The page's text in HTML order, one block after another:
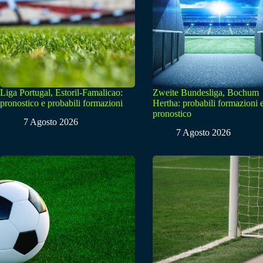
Liga Portugal, Estoril-Famalicao:
pronostico e probabili formazioni
7 Agosto 2026
Zweite Bundesliga, Bochum
Hertha: probabili formazioni
pronostico
7 Agosto 2026